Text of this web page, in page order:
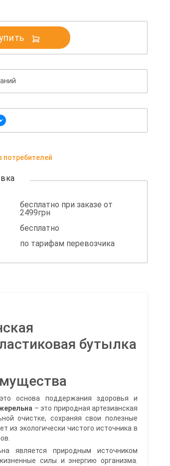
потребителей
бесплатно при заказе от
2499грн
бесплатно
по тарифам перевозчика
бутылка
основа поддержания здоровья и
– это природная артезианская
очистке, сохраняя свои полезные
из экологически чистого источника в
является природным источником
силы и энергию организма.